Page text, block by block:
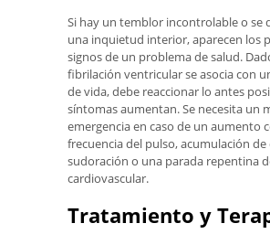
Si hay un temblor incontrolable o se
una inquietud interior, aparecen los
signos de un problema de salud.
fibrilación ventricular se asocia con
de vida, debe reaccionar lo antes
síntomas aumentan. Se necesita un
emergencia en caso de un aumento
frecuencia del pulso, acumulación
sudoración o una parada repentina
cardiovascular.
Tratamiento y